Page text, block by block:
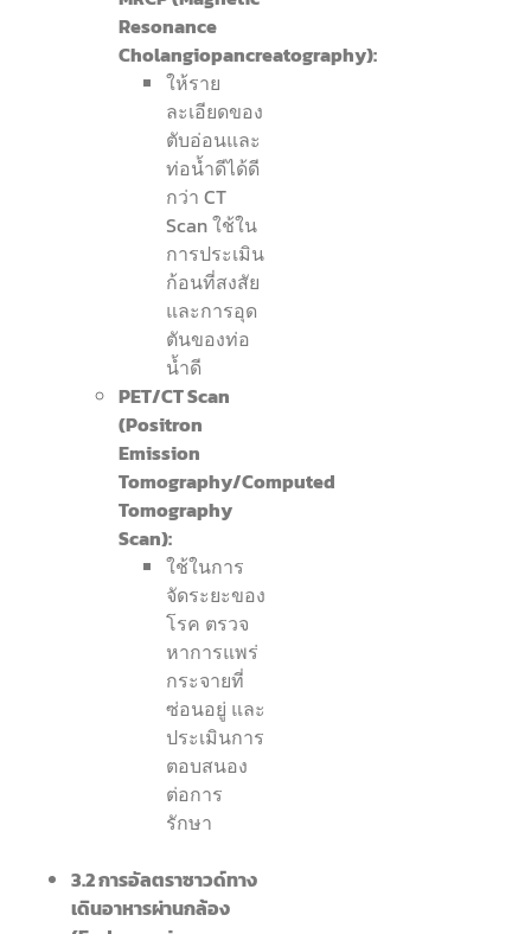
Resonance
Cholangiopancreatography):
ให้ราย
ละเอียดของ
ตับอ่อนและ
ท่อน้ำดีได้ดี
กว่า CT
Scan ใช้ใน
การประเมิน
ก้อนที่สงสัย
และการอุด
ตันของท่อ
น้ำดี
PET/CT Scan
(Positron
Emission
Tomography/Computed
Tomography
Scan):
ใช้ในการ
จัดระยะของ
โรค ตรวจ
หาการแพร่
กระจายที่
ซ่อนอยู่ และ
ประเมินการ
ตอบสนอง
ต่อการ
รักษา
3.2 การอัลตราซาวด์ทาง
เดินอาหารผ่านกล้อง